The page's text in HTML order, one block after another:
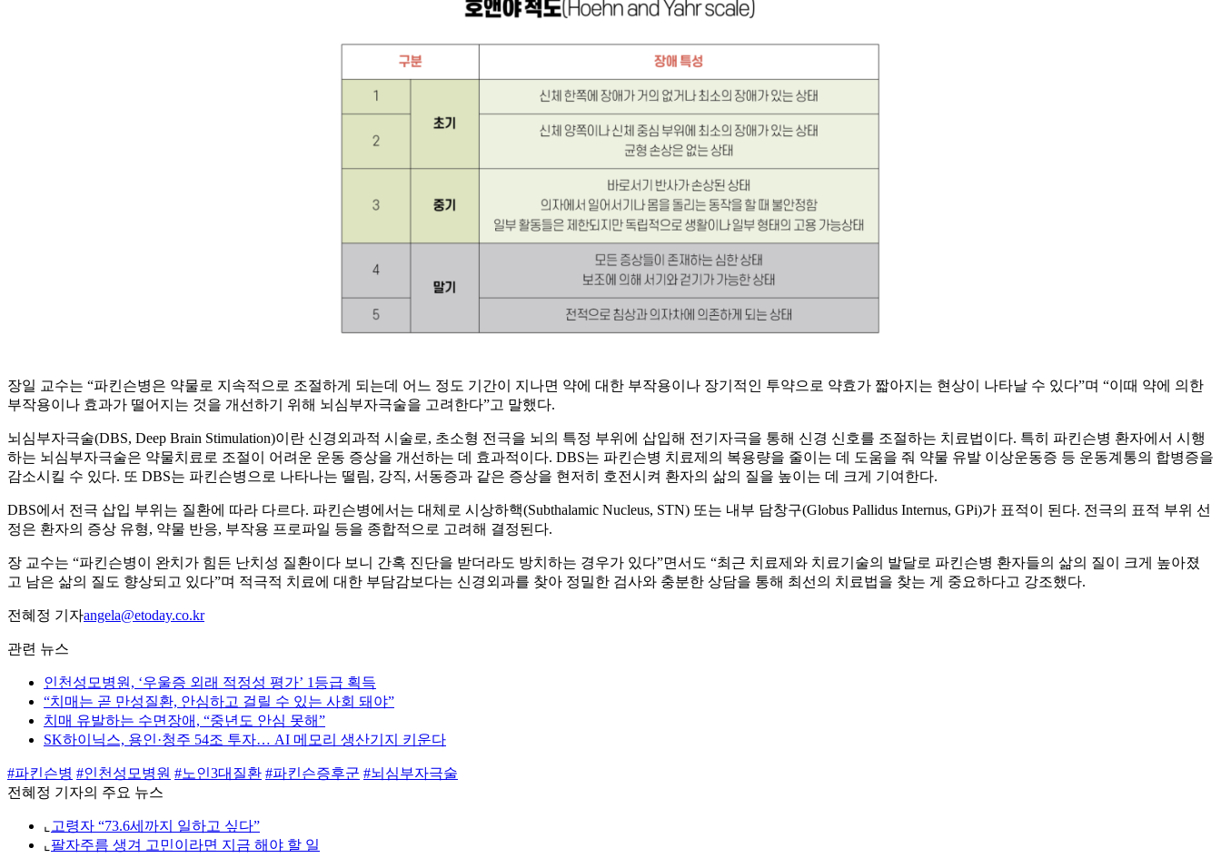
장일 교수는 “파킨슨병은 약물로 지속적으로 조절하게 되는데 어느 정도 기간이 지나면 약에 대한 부작용이나 장기적인 투약으로 약효가 짧아지는 현상이 나타날 수 있다”며 “이때 약에 의한
부작용이나 효과가 떨어지는 것을 개선하기 위해 뇌심부자극술을 고려한다”고 말했다.
뇌심부자극술(DBS, Deep Brain Stimulation)이란 신경외과적 시술로, 초소형 전극을 뇌의 특정 부위에 삽입해 전기자극을 통해 신경 신호를 조절하는 치료법이다. 특히 파킨슨병 환자에서 시행
하는 뇌심부자극술은 약물치료로 조절이 어려운 운동 증상을 개선하는 데 효과적이다. DBS는 파킨슨병 치료제의 복용량을 줄이는 데 도움을 줘 약물 유발 이상운동증 등 운동계통의 합병증을
감소시킬 수 있다. 또 DBS는 파킨슨병으로 나타나는 떨림, 강직, 서동증과 같은 증상을 현저히 호전시켜 환자의 삶의 질을 높이는 데 크게 기여한다.
DBS에서 전극 삽입 부위는 질환에 따라 다르다. 파킨슨병에서는 대체로 시상하핵(Subthalamic Nucleus, STN) 또는 내부 담창구(Globus Pallidus Internus, GPi)가 표적이 된다. 전극의 표적 부위 선
정은 환자의 증상 유형, 약물 반응, 부작용 프로파일 등을 종합적으로 고려해 결정된다.
장 교수는 “파킨슨병이 완치가 힘든 난치성 질환이다 보니 간혹 진단을 받더라도 방치하는 경우가 있다”면서도 “최근 치료제와 치료기술의 발달로 파킨슨병 환자들의 삶의 질이 크게 높아졌
고 남은 삶의 질도 향상되고 있다”며 적극적 치료에 대한 부담감보다는 신경외과를 찾아 정밀한 검사와 충분한 상담을 통해 최선의 치료법을 찾는 게 중요하다고 강조했다.
전혜정 기자angela@etoday.co.kr
관련 뉴스
인천성모병원, ‘우울증 외래 적정성 평가’ 1등급 획득
“치매는 곧 만성질환, 안심하고 걸릴 수 있는 사회 돼야”
치매 유발하는 수면장애, “중년도 안심 못해”
SK하이닉스, 용인·청주 54조 투자… AI 메모리 생산기지 키운다
#파킨슨병 #인천성모병원 #노인3대질환 #파킨슨증후군 #뇌심부자극술
전혜정 기자의 주요 뉴스
⌞ 고령자 “73.6세까지 일하고 싶다”
⌞ 팔자주름 생겨 고민이라면 지금 해야 할 일